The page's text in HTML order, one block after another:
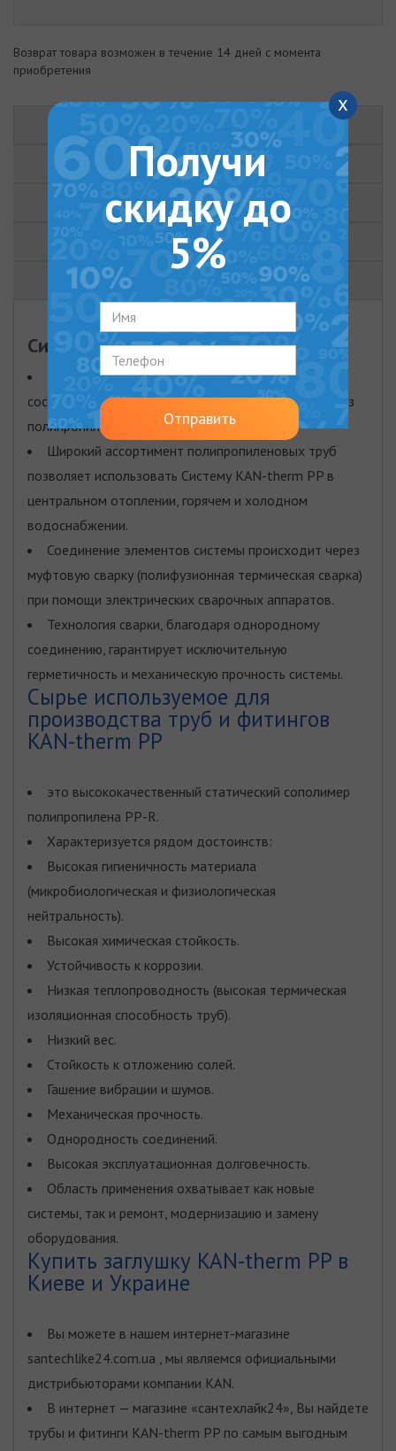
Возврат товара возможен в течение 14 дней с момента
приобретения
ХАРАКТЕРИСТИКИ
ОТЗЫВЫ (0)
ДОКУМЕНТЫ
Система KAN-therm PP
это комплексная инсталляционная система,
состоящая из труб и соединителей изготовленных из
полипропилена PP-R.
Широкий ассортимент полипропиленовых труб
позволяет использовать Систему KAN-therm PP в
центральном отоплении, горячем и холодном
водоснабжении.
Соединение элементов системы происходит через
муфтовую сварку (полифузионная термическая сварка)
при помощи электрических сварочных аппаратов.
Технология сварки, благодаря однородному
соединению, гарантирует исключительную
герметичность и механическую прочность системы.
Сырье используемое для
производства труб и фитингов
KAN-therm PP
это высококачественный статический сополимер
полипропилена PP-R.
Характеризуется рядом достоинств:
Высокая гигиеничность материалa
(микробиологическая и физиологическая
нейтральность).
Высокая химическая стойкость.
Устойчивость к коррозии.
Низкая теплопроводность (высокая термическая
изоляционная способность труб).
Низкий вес.
Стойкость к отложению солей.
Гашение вибрации и шумов.
Механическая прочность.
Однородность соединений.
Высокая эксплуатационная долговечность.
Область применения охватывает как новые
системы, так и ремонт, модернизацию и замену
оборудования.
Купить заглушку KAN-therm PP в
Киеве и Украине
Вы можете в нашем интернет-магазине
santechlike24.com.ua , мы являемся официальными
дистрибьюторами компании KAN.
В интернет — магазине «сантехлайк24», Вы найдете
трубы и фитинги KAN-therm PP по самым выгодным
x
Получи
скидку до
5%
Отправить